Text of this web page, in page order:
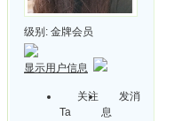
级别: 金牌会员
显示用户信息
关注
Ta
发消
息